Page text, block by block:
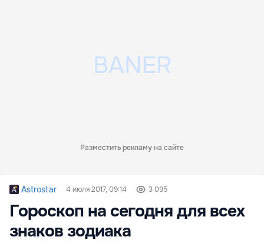
Разместить рекламу на сайте
Astrostar 4 июля 2017, 09:14 3 095
Гороскоп на сегодня для всех
знаков зодиака